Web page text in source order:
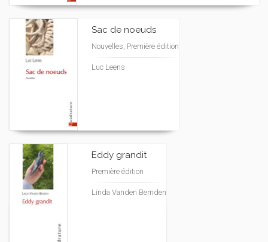
Sac de noeuds
Nouvelles, Première édition
Luc Leens
Eddy grandit
Première édition
Linda Vanden Bemden